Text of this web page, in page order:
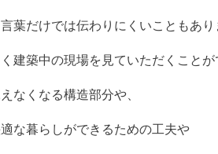
葉だけでは伝わりにくいこともあり
建築中の現場を見ていただくことが
なくなる構造部分や、
な暮らしができるための工夫や